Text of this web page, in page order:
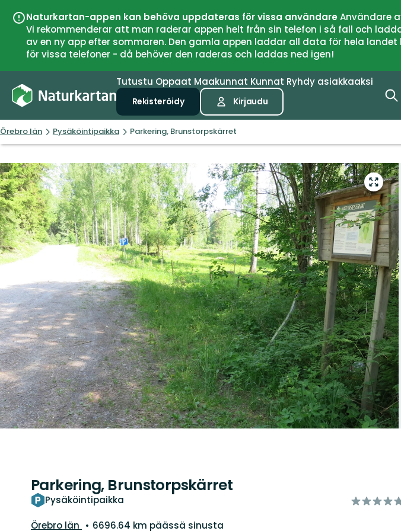
Naturkartan-appen kan behöva uppdateras för vissa användareAnvändare
Vi rekommenderar att man raderar appen helt från sin telefon i så fall och
av en ny app efter sommaren. Den gamla appen laddar all data för hela
för vissa telefoner - då behöver den raderas och laddas ned igen!
Tutustu Oppaat Maakunnat Kunnat Ryhdy asiakkaaksi
Rekisteröidy Kirjaudu
Örebro län Pysäköintipaikka Parkering, Brunstorpskärret
Siirry
koko
näytön
alueelle
Parkering, Brunstorpskärret
Pysäköintipaikka
/5
Kunta:
Örebro län
6696.64 km päässä sinusta